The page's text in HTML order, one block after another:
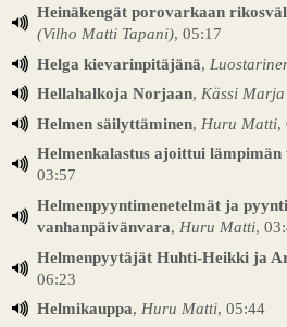
Heinäkengät porovarkaan
(Vilho Matti Tapani), 05:17
Helga kievarinpitäjänä,
Hellahalkoja Norjaan, Kässi
Helmen säilyttäminen, Huru Matti,
Helmenkalastus ajoittui lämpimän
03:57
Helmenpyyntimenetelmät ja
vanhanpäivänvara, Huru Matti,
Helmenpyytäjät Huhti-Heikki ja
06:23
Helmikauppa, Huru Matti, 05:44